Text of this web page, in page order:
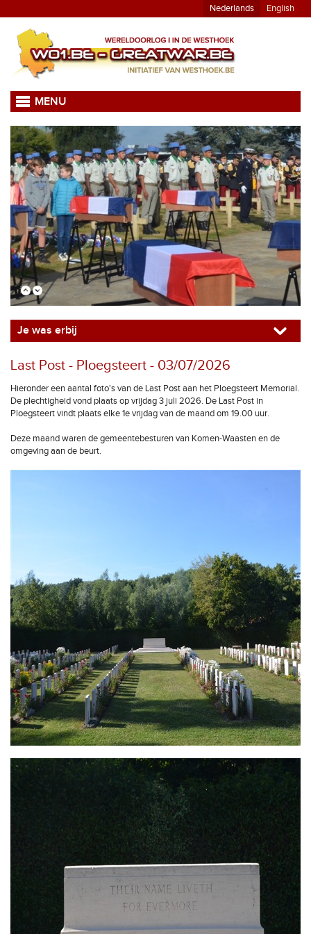
Nederlands English
MENU
Je was erbij
Last Post - Ploegsteert - 03/07/2026
Hieronder een aantal foto's van de Last Post aan het Ploegsteert Memorial.
De plechtigheid vond plaats op vrijdag 3 juli 2026. De Last Post in
Ploegsteert vindt plaats elke 1e vrijdag van de maand om 19.00 uur.
Deze maand waren de gemeentebesturen van Komen-Waasten en de
omgeving aan de beurt.